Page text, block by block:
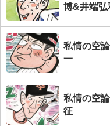
博&井端弘
私情の空
一
私情の空
征